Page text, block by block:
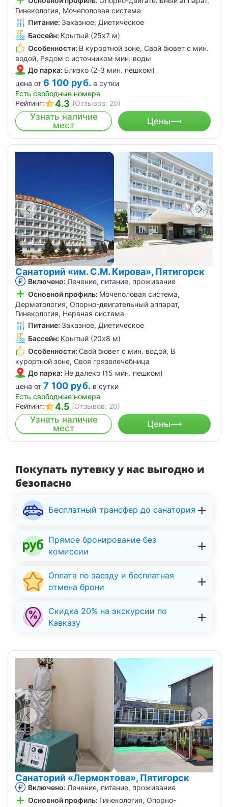
Гинекология, Мочеполовая система
Питание: Заказное, Диетическое
Бассейн: Крытый (25х7 м)
Особенности: В курортной зоне, Свой бювет с мин.
водой, Рядом с источником мин. воды
До парка: Близко (2-3 мин. пешком)
цена от 6 100 руб. в сутки
Есть свободные номера
Рейтинг:
4.3 (Отзывов: 20)
Узнать наличие
мест
Цены
Санаторий «им. С.М. Кирова», Пятигорск
Включено: Лечение, питание, проживание
Основной профиль: Мочеполовая система,
Дерматология, Опорно-двигательный аппарат,
Гинекология, Нервная система
Питание: Заказное, Диетическое
Бассейн: Крытый (20х8 м)
Особенности: Свой бювет с мин. водой, В
курортной зоне, Своя грязелечебница
До парка: Не далеко (15 мин. пешком)
цена от 7 100 руб. в сутки
Есть свободные номера
Рейтинг:
4.5 (Отзывов: 20)
Узнать наличие
мест
Цены
Покупать путевку у нас выгодно и
безопасно
Бесплатный трансфер до санатория
Прямое бронирование без
комиссии
Оплата по заезду и бесплатная
отмена брони
Скидка 20% на экскурсии по
Кавказу
Санаторий «Лермонтова», Пятигорск
Включено: Лечение, питание, проживание
Основной профиль: Гинекология, Опорно-